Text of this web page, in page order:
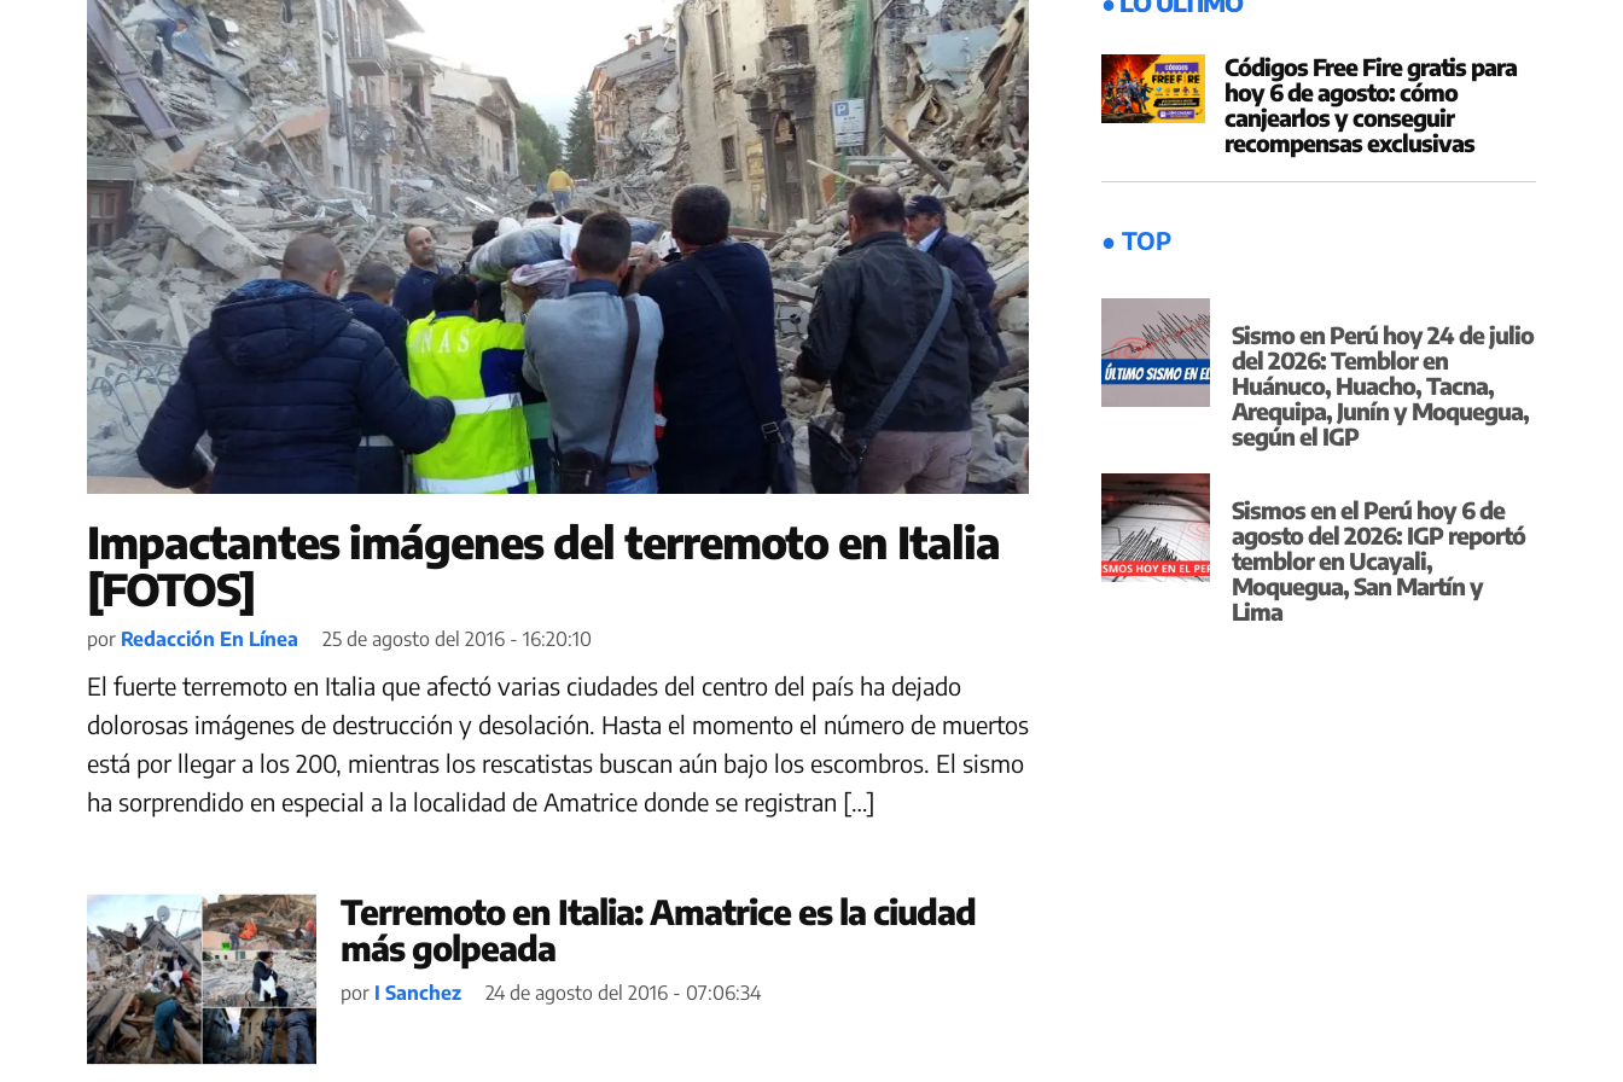
Impactantes imágenes del terremoto en Italia
[FOTOS]
por Redacción En Línea 25 de agosto del 2016 - 16:20:10
El fuerte terremoto en Italia que afectó varias ciudades del centro del país ha dejado
dolorosas imágenes de destrucción y desolación. Hasta el momento el número de muertos
está por llegar a los 200, mientras los rescatistas buscan aún bajo los escombros. El sismo
ha sorprendido en especial a la localidad de Amatrice donde se registran […]
Terremoto en Italia: Amatrice es la ciudad
más golpeada
por I Sanchez 24 de agosto del 2016 - 07:06:34
Códigos Free Fire gratis para
hoy 6 de agosto: cómo
canjearlos y conseguir
recompensas exclusivas
● TOP
Sismo en Perú hoy 24 de julio
del 2026: Temblor en
Huánuco, Huacho, Tacna,
Arequipa, Junín y Moquegua,
según el IGP
Sismos en el Perú hoy 6 de
agosto del 2026: IGP reportó
temblor en Ucayali,
Moquegua, San Martín y
Lima